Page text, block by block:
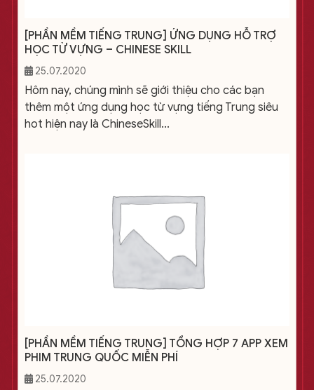
[PHẦN MỀM TIẾNG TRUNG] ỨNG DỤNG HỖ TRỢ
HỌC TỪ VỰNG – CHINESE SKILL
25.07.2020
Hôm nay, chúng mình sẽ giới thiệu cho các bạn
thêm một ứng dụng học từ vựng tiếng Trung siêu
hot hiện nay là ChineseSkill...
[PHẦN MỀM TIẾNG TRUNG] TỔNG HỢP 7 APP XEM
PHIM TRUNG QUỐC MIỄN PHÍ
25.07.2020